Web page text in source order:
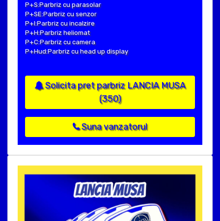
P+S:Parbriz cu parasolar
P+SE:Parbriz cu senzor
P+I:Parbriz cu incalzire
P+H:Parbriz heliomat
P+C:Parbriz cu camera
P+Hud:Parbriz cu head up display
Solicita pret parbriz LANCIA MUSA
(350)
Suna vanzatorul